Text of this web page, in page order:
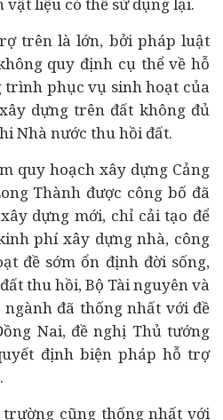
trên là lớn, bởi pháp luật
quy định cụ thể về hỗ
trình phục vụ sinh hoạt của
dựng trên đất không đủ
Nhà nước thu hồi đất.
quy hoạch xây dựng Cảng
Thành được công bố đã
dựng mới, chỉ cải tạo để
phí xây dựng nhà, công
đề sớm ổn định đời sống,
thu hồi, Bộ Tài nguyên và
đã thống nhất với đề
Nai, đề nghị Thủ tướng
định biện pháp hỗ trợ
trường cũng thống nhất với